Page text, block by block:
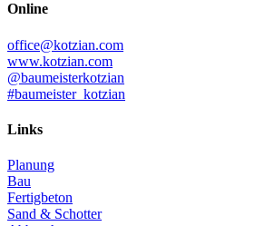
Online
office@kotzian.com
www.kotzian.com
@baumeisterkotzian
#baumeister_kotzian
Links
Planung
Bau
Fertigbeton
Sand & Schotter